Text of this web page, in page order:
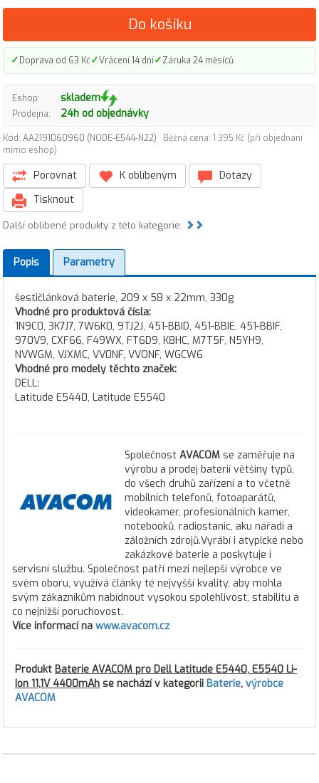
Do košíku
✓Doprava od 63 Kč✓Vrácení 14 dní✓Záruka 24 měsíců
Eshop: skladem
Prodejna: 24h od objednávky
Kód: AA2191060960 (NODE-E544-N22)
Běžná cena: 1 395 Kč (při objednání
mimo eshop)
Porovnat K oblíbeným
Dotazy
Tisknout
Další oblíbené produkty z této kategorie:
Popis Parametry
šestičlánková baterie, 209 x 58 x 22mm, 330g
Vhodné pro produktová čísla:
1N9C0, 3K7J7, 7W6K0, 9TJ2J, 451-BBID, 451-BBIE, 451-BBIF,
970V9, CXF66, F49WX, FT6D9, K8HC, M7T5F, N5YH9,
NVWGM, VJXMC, VV0NF, VVONF, WGCW6
Vhodné pro modely těchto značek:
DELL:
Latitude E5440, Latitude E5540
Společnost AVACOM se zaměřuje na
výrobu a prodej baterií většiny typů,
do všech druhů zařízení a to včetně
mobilních telefonů, fotoaparátů,
videokamer, profesionálních kamer,
notebooků, radiostanic, aku nářadí a
záložních zdrojů.Vyrábí i atypické nebo
zakázkové baterie a poskytuje i
servisní službu. Společnost patří mezi nejlepší výrobce ve
svém oboru, využívá články té nejvyšší kvality, aby mohla
svým zákazníkům nabídnout vysokou spolehlivost, stabilitu a
co nejnižší poruchovost.
Více informací na www.avacom.cz
Produkt Baterie AVACOM pro Dell Latitude E5440, E5540 Li-
Ion 11,1V 4400mAh se nachází v kategorii Baterie, výrobce
AVACOM